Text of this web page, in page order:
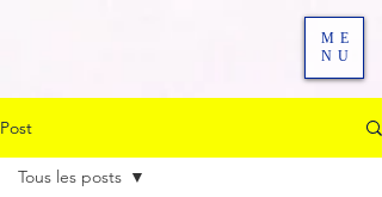
ME
NU
Post
Tous les posts